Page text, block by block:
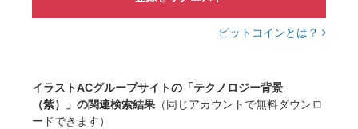
ビットコインとは？
イラストACグループサイトの「テクノロジー背景
（紫）」の関連検索結果 （同じアカウントで無料ダウンロ
ードできます）